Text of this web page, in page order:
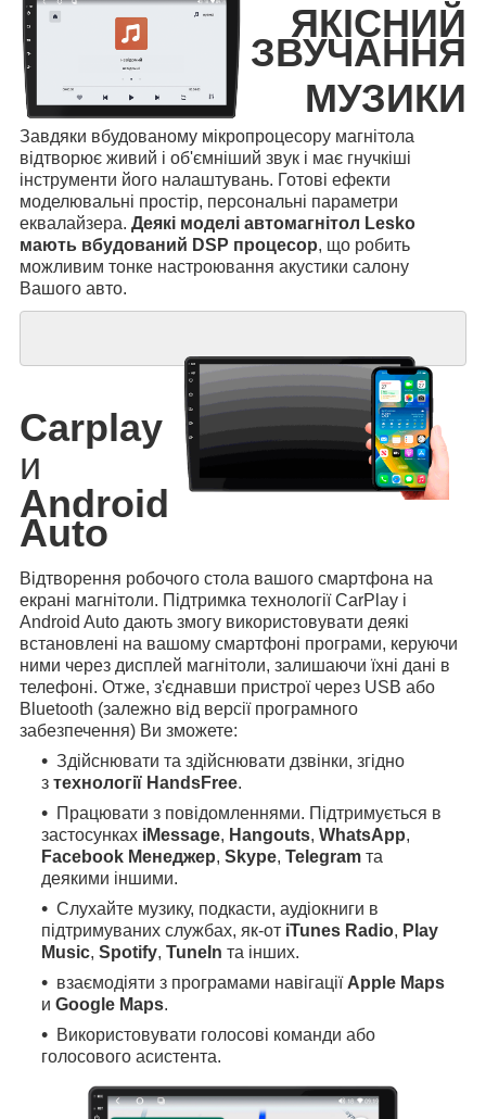
ЯКІСНИЙ
ЗВУЧАННЯ
МУЗИКИ
Завдяки вбудованому мікропроцесору магнітола
відтворює живий і об'ємніший звук і має гнучкіші
інструменти його налаштувань. Готові ефекти
моделювальні простір, персональні параметри
еквалайзера. Деякі моделі автомагнітол Lesko
мають вбудований DSP процесор, що робить
можливим тонке настроювання акустики салону
Вашого авто.
Carplay
и
Android
Auto
Відтворення робочого стола вашого смартфона на
екрані магнітоли. Підтримка технології CarPlay і
Android Auto дають змогу використовувати деякі
встановлені на вашому смартфоні програми, керуючи
ними через дисплей магнітоли, залишаючи їхні дані в
телефоні. Отже, з'єднавши пристрої через USB або
Bluetooth (залежно від версії програмного
забезпечення) Ви зможете:
Здійснювати та здійснювати дзвінки, згідно
з технології HandsFree.
Працювати з повідомленнями. Підтримується в
застосунках iMessage, Hangouts, WhatsApp,
Facebook Менеджер, Skype, Telegram та
деякими іншими.
Слухайте музику, подкасти, аудіокниги в
підтримуваних службах, як-от iTunes Radio, Play
Music, Spotify, TuneIn та інших.
взаємодіяти з програмами навігаціїApple Maps
и Google Maps.
Використовувати голосові команди або
голосового асистента.